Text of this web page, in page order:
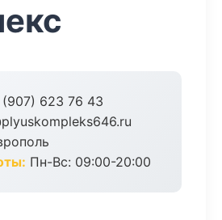
(907) 623 76 43
Пн-Вс: 09:00-20:00